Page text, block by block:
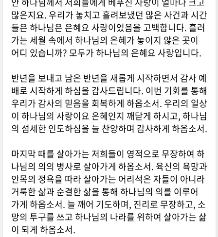
많은지요. 우리가 놓치고 흘려보냈던 많은 사건과 시간
들은 하나님은 은혜요 사랑이었음을 고백합니다. 흘러
가는 세월 속에서 하나님의 은혜가 놓이지 않은 곳이
어디 있습니까? 모두가 하나님의 은혜요 사랑입니다.
반년을 보내고 남은 반년을 새롭게 시작하면서 감사 예
배로 시작하게 하심을 감사드립니다. 이번 기회를 통해
우리가 감사의 믿음을 회복하게 하옵소서. 우리의 일상
이 하나님의 사랑이요 은혜인지 깨닫게 하시고, 하나님
의 섬세한 인도하심을 늘 찬양하며 감사하게 하옵소서.
마지막 때를 살아가는 저희들이 영적으로 무장하여 하
나님의 의의 병사로 살아가게 하옵소서. 육신의 욕망과
안목의 정욕을 따라 살아가는 어리석은 자들이 아니라
거룩한 삶과 순결한 삶을 통해 하나님의 의를 이루어
가게 하옵소서. 늘 깨어 기도하며, 진리로 무장하고, 소
망의 투구를 쓰고 하나님의 나라를 위하여 살아가는 삶
이 되게 하옵소서.